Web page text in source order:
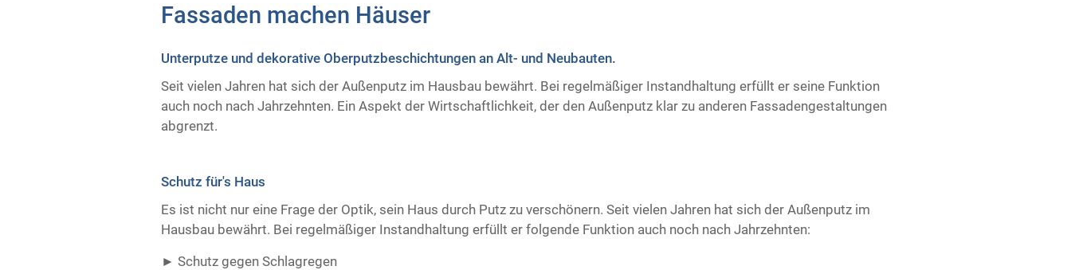
Fassaden machen Häuser
Unterputze und dekorative Oberputzbeschichtungen an Alt- und Neubauten.
Seit vielen Jahren hat sich der Außenputz im Hausbau bewährt. Bei regelmäßiger Instandhaltung erfüllt er seine Funktion
auch noch nach Jahrzehnten. Ein Aspekt der Wirtschaftlichkeit, der den Außenputz klar zu anderen Fassadengestaltungen
abgrenzt.
Schutz für's Haus
Es ist nicht nur eine Frage der Optik, sein Haus durch Putz zu verschönern. Seit vielen Jahren hat sich der Außenputz im
Hausbau bewährt. Bei regelmäßiger Instandhaltung erfüllt er folgende Funktion auch noch nach Jahrzehnten:
Schutz gegen Schlagregen